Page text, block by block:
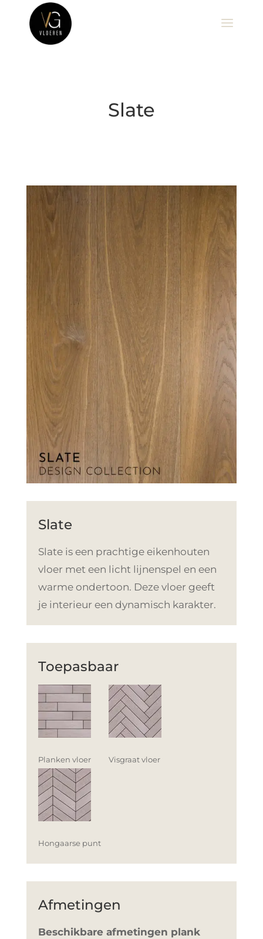
Slate
Slate
Slate is een prachtige eikenhouten
vloer met een licht lijnenspel en een
warme ondertoon. Deze vloer geeft
je interieur een dynamisch karakter.
Toepasbaar
Planken vloer Visgraat vloer
Hongaarse punt
Afmetingen
Beschikbare afmetingen plank